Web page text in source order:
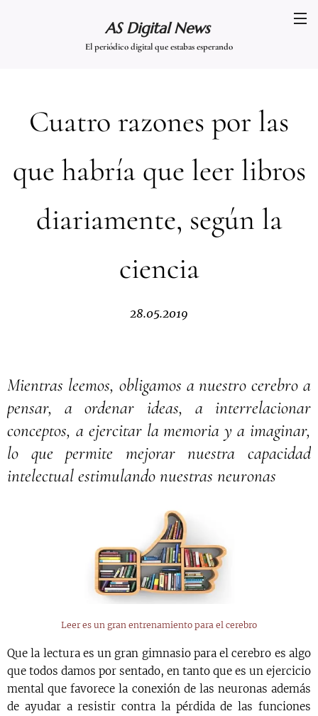
AS Digital News
El periódico digital que estabas esperando
Cuatro razones por las
que habría que leer libros
diariamente, según la
ciencia
28.05.2019
Mientras leemos, obligamos a nuestro cerebro a
pensar, a ordenar ideas, a interrelacionar
conceptos, a ejercitar la memoria y a imaginar,
lo que permite mejorar nuestra capacidad
intelectual estimulando nuestras neuronas
Leer es un gran entrenamiento para el cerebro
Que la lectura es un gran gimnasio para el cerebro es algo
que todos damos por sentado, en tanto que es un ejercicio
mental que favorece la conexión de las neuronas además
de ayudar a resistir contra la pérdida de las funciones